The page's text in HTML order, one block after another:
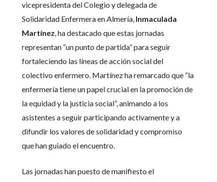
vicepresidenta del Colegio y delegada de
Solidaridad Enfermera en Almería, Inmaculada
Martínez, ha destacado que estas jornadas
representan “un punto de partida” para seguir
fortaleciendo las líneas de acción social del
colectivo enfermero. Martínez ha remarcado que “la
enfermería tiene un papel crucial en la promoción de
la equidad y la justicia social”, animando a los
asistentes a seguir participando activamente y a
difundir los valores de solidaridad y compromiso
que han guiado el encuentro.
Las jornadas han puesto de manifiesto el